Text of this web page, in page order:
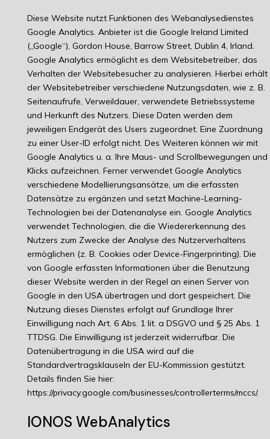
Diese Website nutzt Funktionen des Webanalysedienstes
Google Analytics. Anbieter ist die Google Ireland Limited
(„Google“), Gordon House, Barrow Street, Dublin 4, Irland.
Google Analytics ermöglicht es dem Websitebetreiber, das
Verhalten der Websitebesucher zu analysieren. Hierbei erhält
der Websitebetreiber verschiedene Nutzungsdaten, wie z. B.
Seitenaufrufe, Verweildauer, verwendete Betriebssysteme
und Herkunft des Nutzers. Diese Daten werden dem
jeweiligen Endgerät des Users zugeordnet. Eine Zuordnung
zu einer User-ID erfolgt nicht. Des Weiteren können wir mit
Google Analytics u. a. Ihre Maus- und Scrollbewegungen und
Klicks aufzeichnen. Ferner verwendet Google Analytics
verschiedene Modellierungsansätze, um die erfassten
Datensätze zu ergänzen und setzt Machine-Learning-
Technologien bei der Datenanalyse ein. Google Analytics
verwendet Technologien, die die Wiedererkennung des
Nutzers zum Zwecke der Analyse des Nutzerverhaltens
ermöglichen (z. B. Cookies oder Device-Fingerprinting). Die
von Google erfassten Informationen über die Benutzung
dieser Website werden in der Regel an einen Server von
Google in den USA übertragen und dort gespeichert. Die
Nutzung dieses Dienstes erfolgt auf Grundlage Ihrer
Einwilligung nach Art. 6 Abs. 1 lit. a DSGVO und § 25 Abs. 1
TTDSG. Die Einwilligung ist jederzeit widerrufbar. Die
Datenübertragung in die USA wird auf die
Standardvertragsklauseln der EU-Kommission gestützt.
Details finden Sie hier:
https://privacy.google.com/businesses/controllerterms/mccs/.
IONOS WebAnalytics